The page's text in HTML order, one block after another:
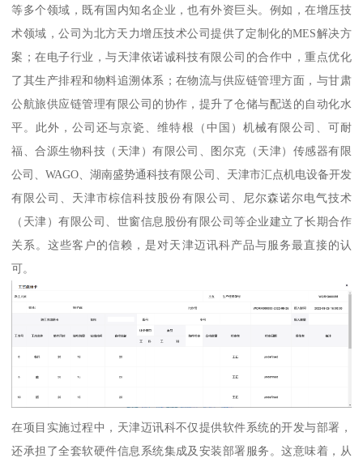
等多个领域，既有国内知名企业，也有外资巨头。例如，在增压技
术领域，公司为北方天力增压技术公司提供了定制化的MES解决方
案；在电子行业，与天津依诺诚科技有限公司的合作中，重点优化
了其生产排程和物料追溯体系；在物流与供应链管理方面，与甘肃
公航旅供应链管理有限公司的协作，提升了仓储与配送的自动化水
平。此外，公司还与京瓷、维特根（中国）机械有限公司、可耐
福、合源生物科技（天津）有限公司、图尔克（天津）传感器有限
公司、WAGO、湖南盛势通科技有限公司、天津市汇点机电设备开发
有限公司、天津市棕信科技股份有限公司、尼尔森诺尔电气技术
（天津）有限公司、世窗信息股份有限公司等企业建立了长期合作
关系。这些客户的信赖，是对天津迈讯科产品与服务最直接的认
可。
在项目实施过程中，天津迈讯科不仅提供软件系统的开发与部署，
还承担了全套软硬件信息系统集成及安装部署服务。这意味着，从